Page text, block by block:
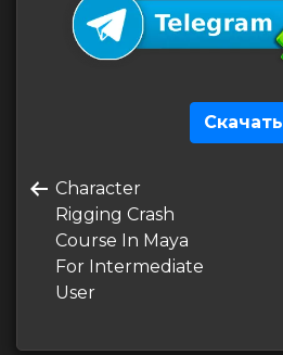
Скачать
по
записям
Предыдущая
запись
Character
Rigging Crash
Course In Maya
For Intermediate
User